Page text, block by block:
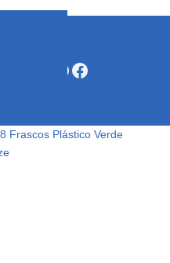
Facebook
Frascos Plástico Verde